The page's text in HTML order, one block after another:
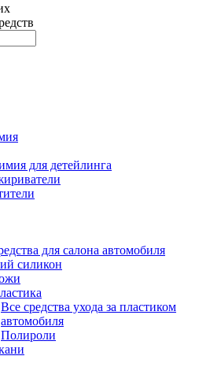
для детейлинга
для салона автомобиля
силикон
Все средства ухода за пластиком
автомобиля
Полироли